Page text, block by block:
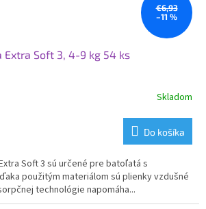
€6,93
–11 %
Extra Soft 3, 4-9 kg 54 ks
Skladom
Do košíka
Soft 3 sú určené pre batoľatá s
použitým materiálom sú plienky vzdušné
technológie napomáha...